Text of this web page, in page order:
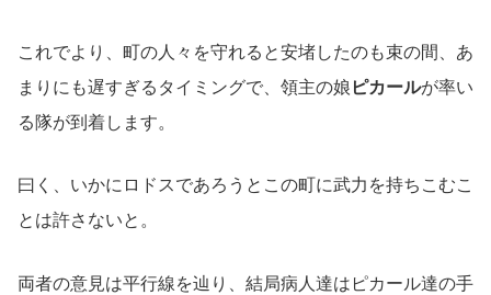
これでより、町の人々を守れると安堵したのも束の間、あ
まりにも遅すぎるタイミングで、領主の娘 ピカールが率い
る隊が到着します。
曰く、いかにロドスであろうとこの町に武力を持ちこむこ
とは許さないと。
両者の意見は平行線を辿り、結局病人達はピカール達の手